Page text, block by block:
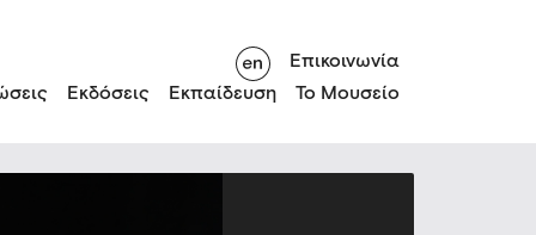
Εκδόσεις Εκπαίδευση Το Μουσείο
Επικοινωνία